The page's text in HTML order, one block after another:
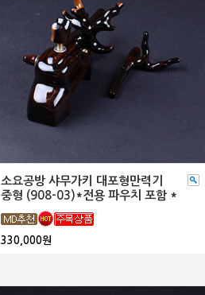
소요공방 샤무가키 대포형만력기
중형 (908-03)*전용 파우치 포함 *
330,000원